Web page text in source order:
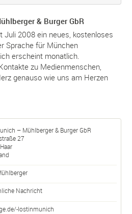
& Burger GbR
Juli 2008 ein neues, kostenloses
Sprache für München
erscheint monatlich.
zu Medienmenschen,
genauso wie uns am Herzen
– Mühlberger & Burger GbR
27
Haar
Nachricht
lostinmunich